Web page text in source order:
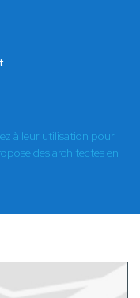
à leur utilisation pour
des architectes en